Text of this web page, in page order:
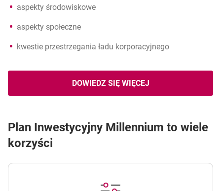
aspekty środowiskowe
aspekty społeczne
kwestie przestrzegania ładu korporacyjnego
DOWIEDZ SIĘ WIĘCEJ
O KRYTERIACH
OTWIERA SIĘ W NOWEJ
Plan Inwestycyjny Millennium to wiele
korzyści